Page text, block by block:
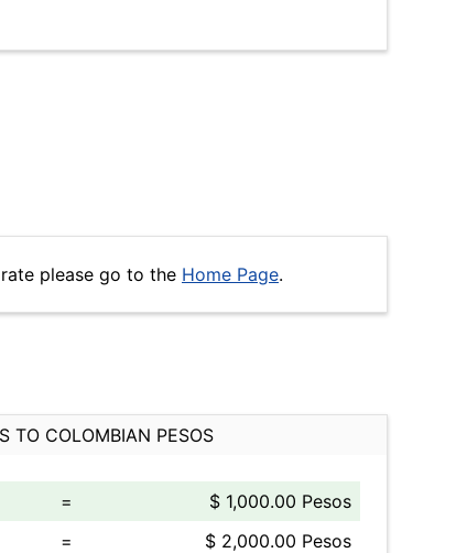
please go to the Home Page.
TO COLOMBIAN PESOS
=
$ 1,000.00 Pesos
=
$ 2,000.00 Pesos